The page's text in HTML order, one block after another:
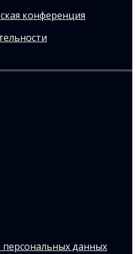
конференция
данных